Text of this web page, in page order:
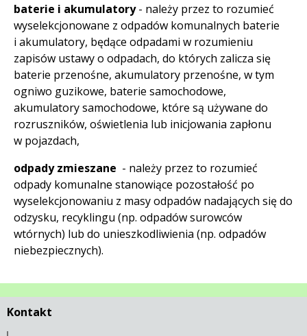
baterie i akumulatory- należy przez to rozumieć
wyselekcjonowane z odpadów komunalnych baterie
i akumulatory, będące odpadami w rozumieniu
zapisów ustawy o odpadach, do których zalicza się
baterie przenośne, akumulatory przenośne, w tym
ogniwo guzikowe, baterie samochodowe,
akumulatory samochodowe, które są używane do
rozruszników, oświetlenia lub inicjowania zapłonu
w pojazdach,
odpady zmieszane - należy przez to rozumieć
odpady komunalne stanowiące pozostałość po
wyselekcjonowaniu z masy odpadów nadających się do
odzysku, recyklingu (np. odpadów surowców
wtórnych) lub do unieszkodliwienia (np. odpadów
niebezpiecznych).
Kontakt